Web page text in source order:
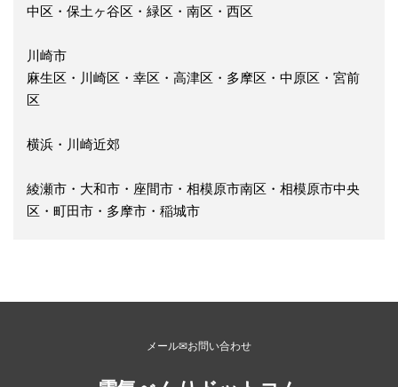
中区・保土ヶ谷区・緑区・南区・西区
川崎市
麻生区・川崎区・幸区・高津区・多摩区・中原区・宮前
区
横浜・川崎近郊
綾瀬市・大和市・座間市・相模原市南区・相模原市中央
区・町田市・多摩市・稲城市
メール✉お問い合わせ